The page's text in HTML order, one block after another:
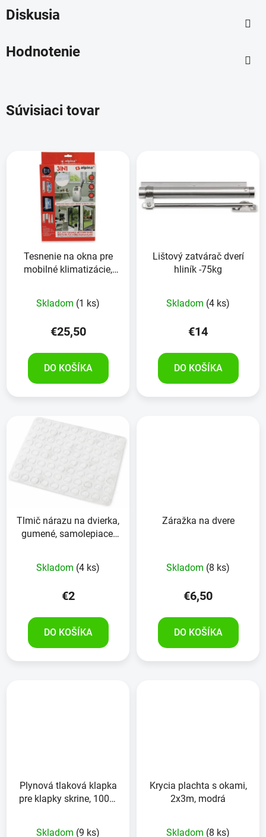
Diskusia
Hodnotenie
Súvisiaci tovar
Tesnenie na okna pre
mobilné klimatizácie,
Skladom (1 ks)
€25,50
DO KOŠÍKA
Lištový zatvárač dverí
hliník -75kg
Skladom (4 ks)
€14
DO KOŠÍKA
Tlmič nárazu na dvierka,
gumené, samolepiace,
Skladom (4 ks)
€2
DO KOŠÍKA
Záražka na dvere
Skladom (8 ks)
€6,50
DO KOŠÍKA
Plynová tlaková klapka
pre klapky skrine, 100N,
Skladom (9 ks)
Krycia plachta s okami,
2x3m, modrá
Skladom (8 ks)